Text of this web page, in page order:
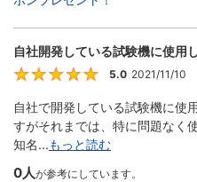
自社開発している試験機に使用
5.0 2021/11/10
自社で開発している試験機に使
すがそれまでは、特に問題なく
知名...もっと読む
0人が参考にしています。